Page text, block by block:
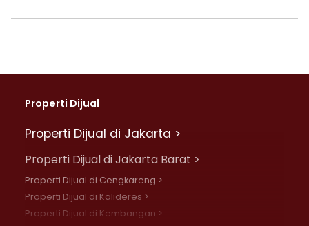
Properti Dijual
Properti Dijual di Jakarta >
Properti Dijual di Jakarta Barat >
Properti Dijual di Cengkareng >
Properti Dijual di Kalideres >
Properti Dijual di Kembangan >